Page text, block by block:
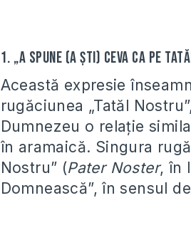
1. „A spune (a şti) ceva ca pe
Această expresie
rugăciunea „Tatăl
Dumnezeu o relaţie
în aramaică. Singura
Nostru” (Pater Noster, în
Domnească”, în sensul